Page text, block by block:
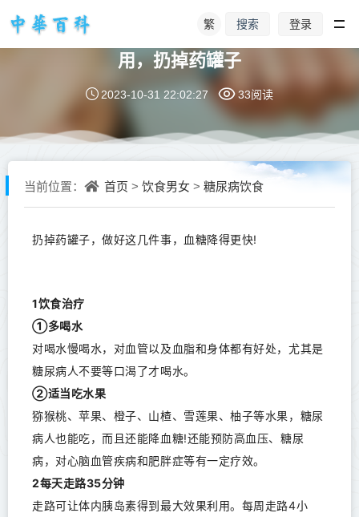
繁 搜索 登录
降血糖做好五件事，比打针吃药更管
用，扔掉药罐子
2023-10-31 22:02:27 33阅读
当前位置： 首页 > 饮食男女 > 糖尿病饮食
扔掉药罐子，做好这几件事，血糖降得更快!
1饮食治疗
①多喝水
对喝水慢喝水，对血管以及血脂和身体都有好处，尤其是
糖尿病人不要等口渴了才喝水。
②适当吃水果
猕猴桃、苹果、橙子、山楂、雪莲果、柚子等水果，糖尿
病人也能吃，而且还能降血糖!还能预防高血压、糖尿
病，对心脑血管疾病和肥胖症等有一定疗效。
2每天走路35分钟
走路可让体内胰岛素得到最大效果利用。每周走路4小